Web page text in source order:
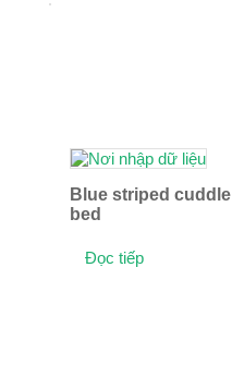
Blue striped
bed
Đọc tiếp